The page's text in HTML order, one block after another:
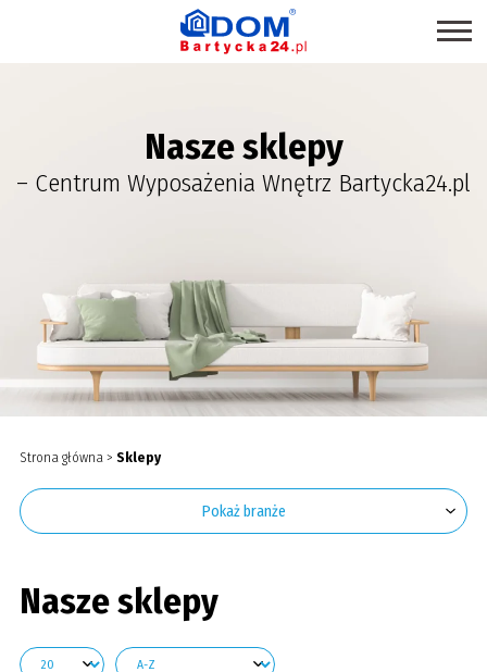
SKLEPY
PROMOCJE
BRANŻE
MAPA CENTRUM
BLOG EKSPERCKI
PAWILONY DO WYNAJĘCIA
GALERIA
Nasze sklepy
– Centrum Wyposażenia Wnętrz Bartycka24.pl
Strona główna> Sklepy
Pokaż branże
Nasze sklepy